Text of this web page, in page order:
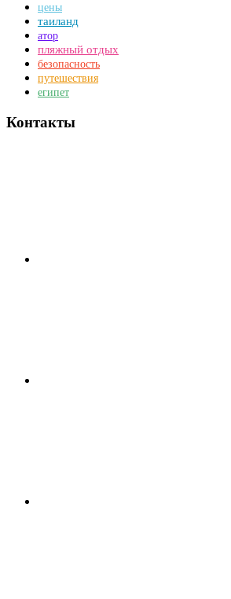
цены
таиланд
атор
пляжный отдых
безопасность
путешествия
египет
Контакты